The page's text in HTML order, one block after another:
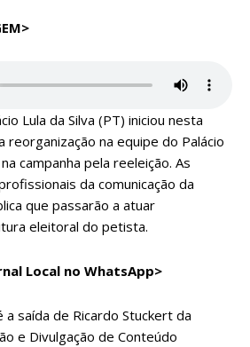
Lula da Silva (PT) iniciou nesta
reorganização na equipe do Palácio
campanha pela reeleição. As
da comunicação da
que passarão a atuar
eleitoral do petista.
Local no WhatsApp>
a saída de Ricardo Stuckert da
e Divulgação de Conteúdo